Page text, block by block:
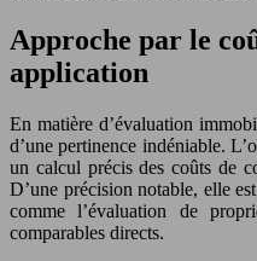
Approche par le
application
En matière d’évaluation
d’une pertinence indéniable.
un calcul précis des coûts de
D’une précision notable, elle
comme l’évaluation de
comparables directs.